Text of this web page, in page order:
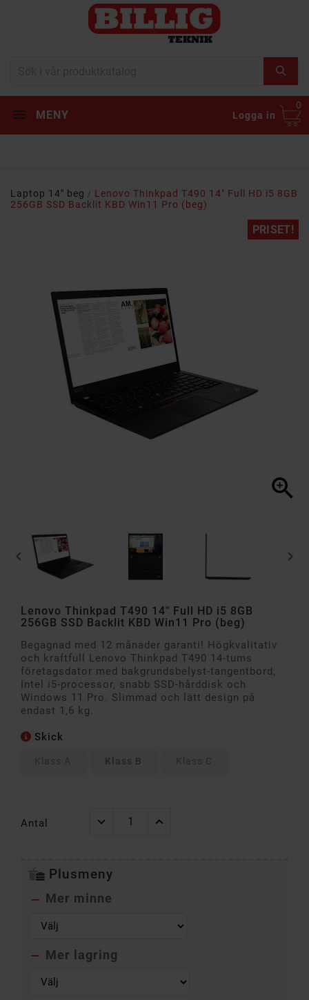
MENY Logga in
0
Laptop 14" beg
Lenovo Thinkpad T490 14" Full HD i5 8GB
256GB SSD Backlit KBD Win11 Pro (beg)
PRISET!

 
Lenovo Thinkpad T490 14" Full HD i5 8GB
256GB SSD Backlit KBD Win11 Pro (beg)
Begagnad med 12 månader garanti! Högkvalitativ
och kraftfull Lenovo Thinkpad T490 14-tums
företagsdator med bakgrundsbelyst-tangentbord,
Intel i5-processor, snabb SSD-hårddisk och
Windows 11 Pro. Slimmad och lätt design på
endast 1,6 kg.
Skick
Klass A Klass B Klass C
Antal
Plusmeny
 Mer minne
 Mer lagring